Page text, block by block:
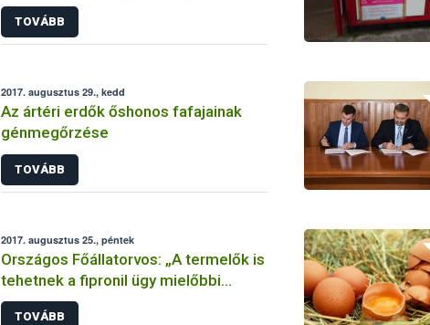
TOVÁBB
2017. augusztus 29., kedd
Az ártéri erdők őshonos fafajainak
génmegőrzése
TOVÁBB
2017. augusztus 25., péntek
Országos Főállatorvos: „A termelők is
tehetnek a fipronil ügy mielőbbi
lezárásáért!”
TOVÁBB